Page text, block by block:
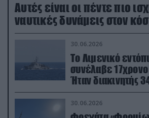
Aυτές είναι οι πέντε πιο
ναυτικές δυνάμεις στον
30.06.2026
Το Λιμενικό
συνέλαβε
Ήταν διακινητής
μεταναστών
30.06.2026